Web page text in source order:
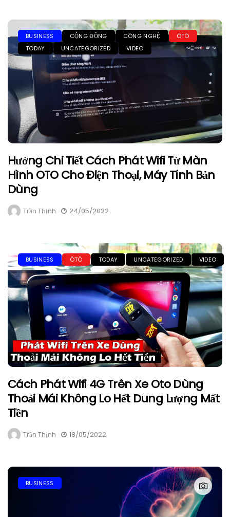
BUSINESS CỘNG ĐỒNG CÔNG NGHỆ
ÔTÔ
TODAY
UNCATEGORIZED VIDEO
Hướng Chi Tiết Cách Phát Wifi Từ Màn
Hình OTO Cho Điện Thoại, Máy Tính Bản
Dùng
Trần Thịnh 24/05/2022
BUSINESS ÔTÔ TODAY UNCATEGORIZED VIDEO
Cách Phát Wifi 4G Trên Xe Oto Dùng
Thoải Mái Không Lo Hết Dung Lượng Mất
Tiền
Trần Thịnh 18/05/2022
BUSINESS